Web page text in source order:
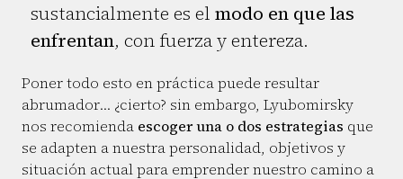
sustancialmente es el modo en que las
enfrentan, con fuerza y entereza.
Poner todo esto en práctica puede resultar
abrumador… ¿cierto? sin embargo, Lyubomirsky
nos recomienda escoger una o dos estrategias que
se adapten a nuestra personalidad, objetivos y
situación actual para emprender nuestro camino a